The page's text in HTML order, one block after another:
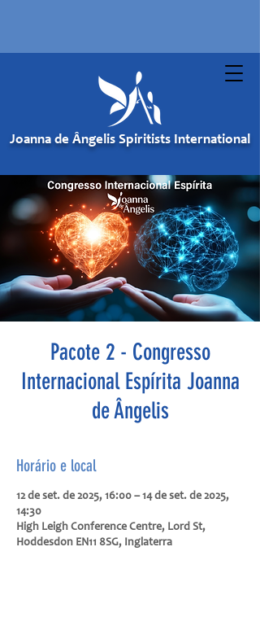
Joanna de Ângelis Spiritists International
Pacote 2 - Congresso
Internacional Espírita Joanna
de Ângelis
Horário e local
12 de set. de 2025, 16:00 – 14 de set. de 2025,
14:30
High Leigh Conference Centre, Lord St,
Hoddesdon EN11 8SG, Inglaterra